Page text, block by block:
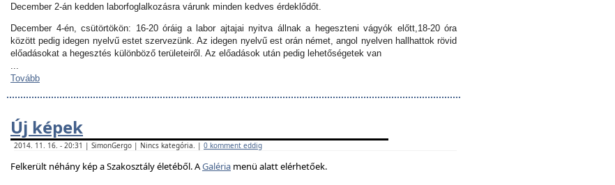
December 2-án kedden laborfoglalkozásra várunk minden kedves érdeklődőt.
December 4-én, csütörtökön: 16-20 óráig a labor ajtajai nyitva állnak a hegeszteni vágyók előtt,18-20 óra
között pedig idegen nyelvű estet szervezünk. Az idegen nyelvű est orán német, angol nyelven hallhattok rövid
előadásokat a hegesztés különböző területeiről. Az előadások után pedig lehetőségetek van
...
Tovább
Új képek
2014. 11. 16. - 20:31 | SimonGergo | Nincs kategória. | 0 komment eddig
Felkerült néhány kép a Szakosztály életéből. AGaléria menü alatt elérhetőek.